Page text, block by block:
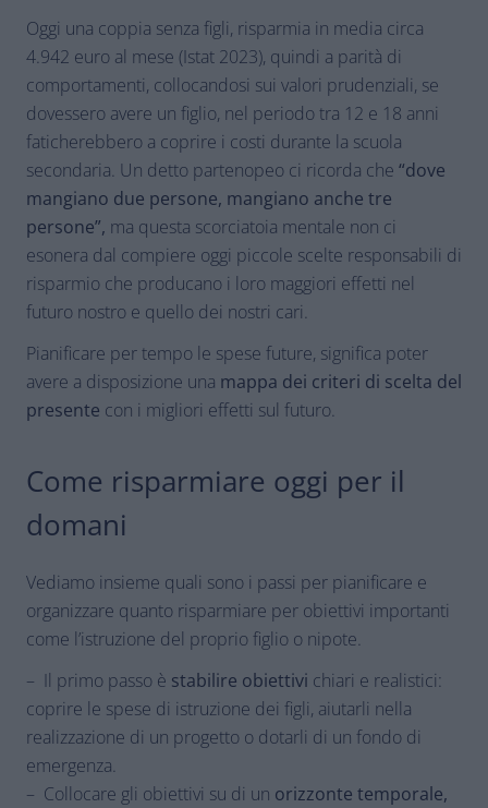
Oggi una coppia senza figli, risparmia in media circa
4.942 euro al mese (Istat 2023), quindi a parità di
comportamenti, collocandosi sui valori prudenziali, se
dovessero avere un figlio, nel periodo tra 12 e 18 anni
faticherebbero a coprire i costi durante la scuola
secondaria. Un detto partenopeo ci ricorda che “dove
mangiano due persone, mangiano anche tre
persone”, ma questa scorciatoia mentale non ci
esonera dal compiere oggi piccole scelte responsabili di
risparmio che producano i loro maggiori effetti nel
futuro nostro e quello dei nostri cari.
Pianificare per tempo le spese future, significa poter
avere a disposizione una mappa dei criteri di scelta del
presente con i migliori effetti sul futuro.
Come risparmiare oggi per il
domani
Vediamo insieme quali sono i passi per pianificare e
organizzare quanto risparmiare per obiettivi importanti
come l’istruzione del proprio figlio o nipote.
– Il primo passo è stabilire obiettivi chiari e realistici:
coprire le spese di istruzione dei figli, aiutarli nella
realizzazione di un progetto o dotarli di un fondo di
emergenza.
– Collocare gli obiettivi su di un orizzonte temporale,